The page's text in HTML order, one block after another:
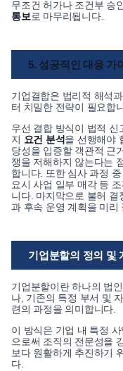
무조건 허가나 조건부 승
통보 로 마무리됩니다.
5. 성공적인 대응 가
기업결합은 법리적 해석
터 치밀한 전략이 필요합
우선 결합 방식이 법적 신
지 요건 분석을 선행해야
당성을 입증할 객관적 근
쟁을 저해하지 않는다는
합니다. 또한 심사 과정
요시 사업 일부 매각 등
니다. 마지막으로 불허
과 후속 운영 계획을 미리
기업분할의 정의 및
기업분할이란 하나의 법
나, 기존의 특정 부서 및
련의 과정을 의미합니다.
이 방식은 기업 내 특정
으로써 조직의 전문성을
보다 원활하게 추진하기
다.